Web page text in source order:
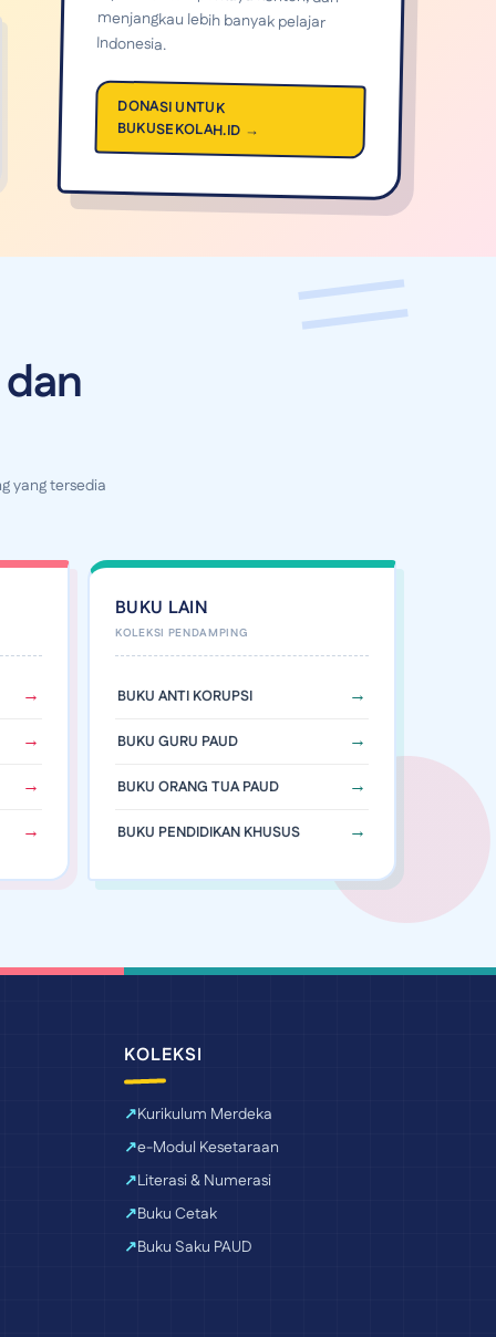
Indonesia.
DONASI UNTUK
BUKUSEKOLAH.ID →
yang tersedia
BUKU LAIN
BUKU ANTI KORUPSI
BUKU GURU PAUD
BUKU ORANG TUA PAUD
BUKU PENDIDIKAN KHUSUS
KOLEKSI
Kurikulum Merdeka
e-Modul Kesetaraan
Literasi & Numerasi
Buku Cetak
Buku Saku PAUD